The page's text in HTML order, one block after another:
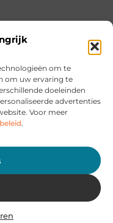
om te
om uw ervaring te
doeleinden
advertenties
Voor meer
.